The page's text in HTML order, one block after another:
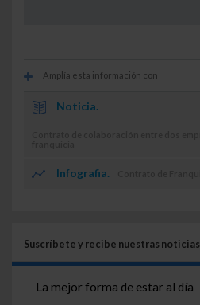
Amplía esta información con
Noticia.
Infografia.
Suscríbete y recibe nuestras noticias
La mejor forma de estar al día